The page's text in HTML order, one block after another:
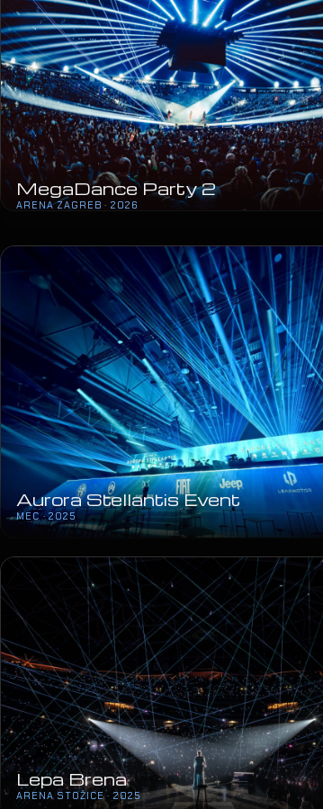
MegaDance Party 2
ARENA ZAGREB · 2026
Aurora Stellantis Event
MEC · 2025
Lepa Brena
ARENA STOŽICE · 2025